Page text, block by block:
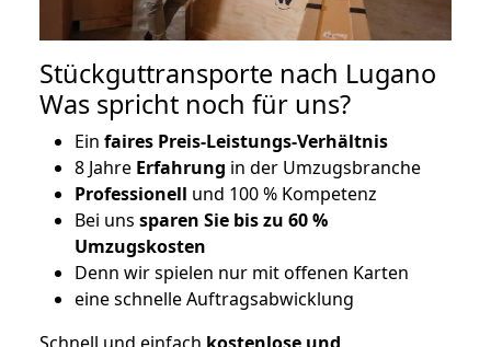
Stückguttransporte nach Lugano
Was spricht noch für uns?
Ein faires Preis-Leistungs-Verhältnis
8 Jahre Erfahrung in der Umzugsbranche
Professionell und 100 % Kompetenz
Bei uns sparen Sie bis zu 60 %
Umzugskosten
Denn wir spielen nur mit offenen Karten
eine schnelle Auftragsabwicklung